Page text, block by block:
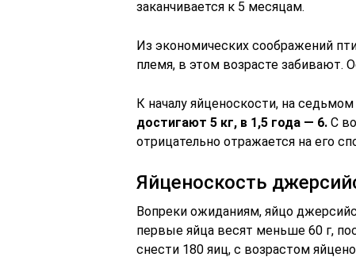
заканчивается к 5 месяцам.
Из экономических соображений
племя, в этом возрасте забивают.
К началу яйценоскости, на
достигают 5 кг, в 1,5 года — 6. С
отрицательно отражается на его
Яйценоскость
Вопреки ожиданиям, яйцо
первые яйца весят меньше 60 г,
снести 180 яиц, с возрастом